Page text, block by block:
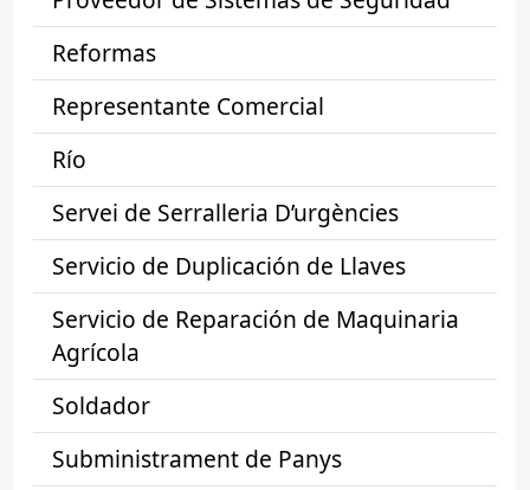
Reformas
Representante Comercial
Río
Servei de Serralleria D’urgències
Servicio de Duplicación de Llaves
Servicio de Reparación de Maquinaria
Agrícola
Soldador
Subministrament de Panys